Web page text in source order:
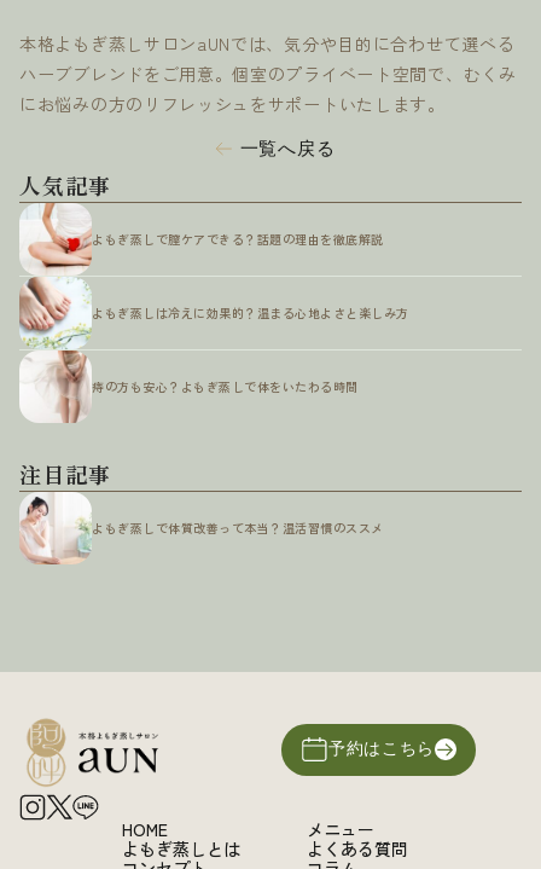
本格よもぎ蒸しサロンaUNでは、気分や目的に合わせて選べる
ハーブブレンドをご用意。個室のプライベート空間で、むくみ
にお悩みの方のリフレッシュをサポートいたします。
一覧へ戻る
人気記事
よもぎ蒸しで膣ケアできる？話題の理由を徹底解説
よもぎ蒸しは冷えに効果的？温まる心地よさと楽しみ方
痔の方も安心？よもぎ蒸しで体をいたわる時間
注目記事
よもぎ蒸しで体質改善って本当？温活習慣のススメ
HOME
よもぎ蒸しとは
メニュー
よくある質問
予約はこちら